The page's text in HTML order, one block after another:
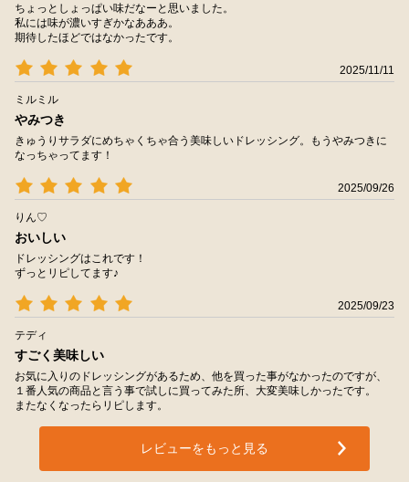
ちょっとしょっぱい味だなーと思いました。
私には味が濃いすぎかなあああ。
期待したほどではなかったです。
2025/11/11
ミルミル
やみつき
きゅうりサラダにめちゃくちゃ合う美味しいドレッシング。もうやみつきに
なっちゃってます！
2025/09/26
りん♡
おいしい
ドレッシングはこれです！
ずっとリピしてます♪
2025/09/23
テディ
すごく美味しい
お気に入りのドレッシングがあるため、他を買った事がなかったのですが、
１番人気の商品と言う事で試しに買ってみた所、大変美味しかったです。
またなくなったらリピします。
レビューをもっと見る